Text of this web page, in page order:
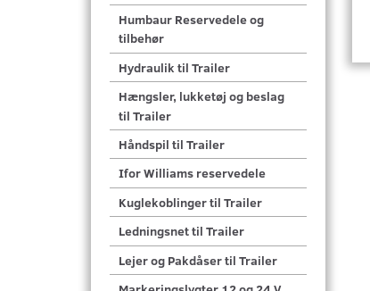
Humbaur Reservedele og
tilbehør
Hydraulik til Trailer
Hængsler, lukketøj og beslag
til Trailer
Håndspil til Trailer
Ifor Williams reservedele
Kuglekoblinger til Trailer
Ledningsnet til Trailer
Lejer og Pakdåser til Trailer